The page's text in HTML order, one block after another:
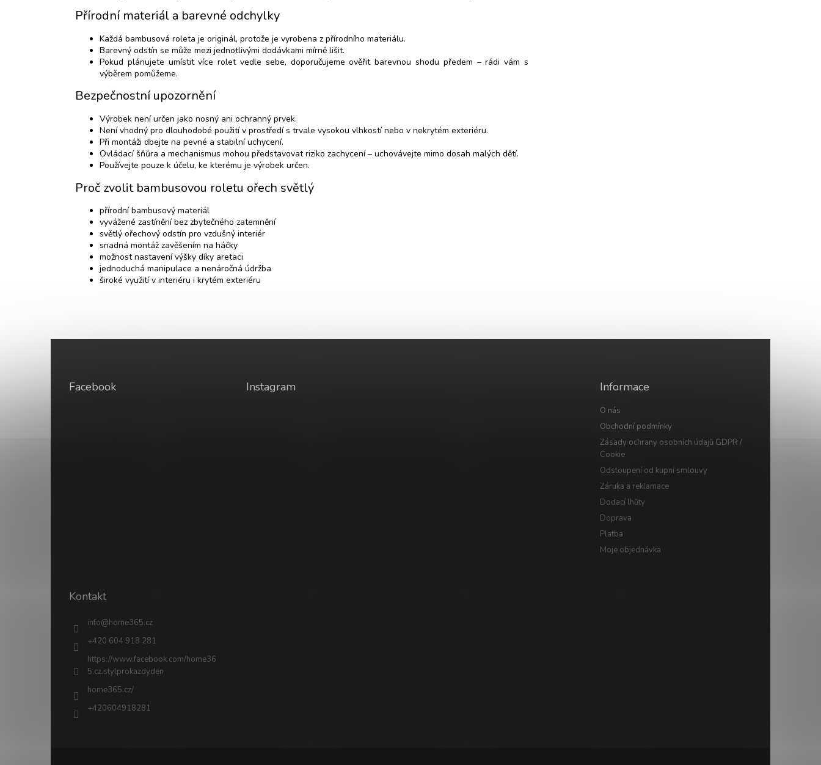
Přírodní materiál a barevné odchylky
Každá bambusová roleta je originál, protože je vyrobena z přírodního materiálu.
Barevný odstín se může mezi jednotlivými dodávkami mírně lišit.
Pokud plánujete umístit více rolet vedle sebe, doporučujeme ověřit barevnou shodu předem – rádi vám s
výběrem pomůžeme.
Bezpečnostní upozornění
Výrobek není určen jako nosný ani ochranný prvek.
Není vhodný pro dlouhodobé použití v prostředí s trvale vysokou vlhkostí nebo v nekrytém exteriéru.
Při montáži dbejte na pevné a stabilní uchycení.
Ovládací šňůra a mechanismus mohou představovat riziko zachycení – uchovávejte mimo dosah malých dětí.
Používejte pouze k účelu, ke kterému je výrobek určen.
Proč zvolit bambusovou roletu ořech světlý
přírodní bambusový materiál
vyvážené zastínění bez zbytečného zatemnění
světlý ořechový odstín pro vzdušný interiér
snadná montáž zavěšením na háčky
možnost nastavení výšky díky aretaci
jednoduchá manipulace a nenáročná údržba
široké využití v interiéru i krytém exteriéru
Facebook Instagram Informace
O nás
Obchodní podmínky
Zásady ochrany osobních údajů GDPR /
Cookie
Odstoupení od kupní smlouvy
Záruka a reklamace
Dodací lhůty
Doprava
Platba
Moje objednávka
Kontakt
info@home365.cz
+420 604 918 281
https://www.facebook.com/home36
5.cz.stylprokazdyden
home365.cz/
+420604918281